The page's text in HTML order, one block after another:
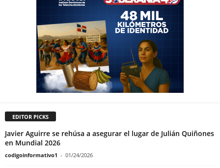
EDITOR PICKS
Javier Aguirre se rehúsa a asegurar el lugar de Julián Quiñones
en Mundial 2026
codigoinformativo1 - 01/24/2026